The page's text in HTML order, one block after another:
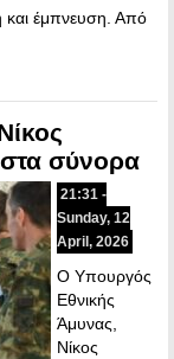
και έμπνευση. Από
στα σύνορα
21:31 -
Sunday, 12
April, 2026
Ο Υπουργός
Εθνικής
Άμυνας,
Νίκος